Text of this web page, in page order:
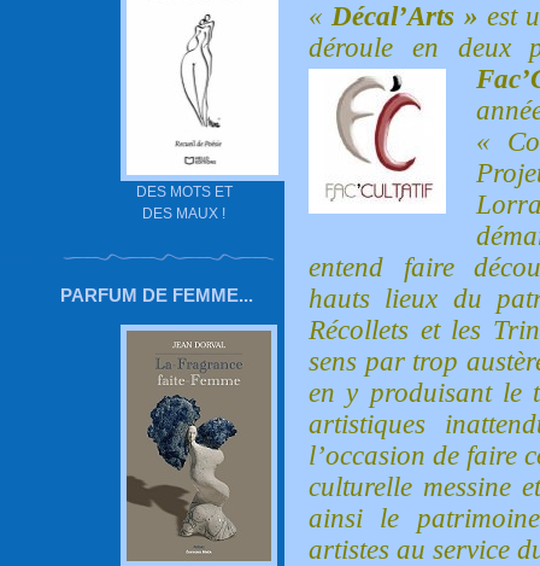
DES MOTS ET
DES MAUX !
PARFUM DE FEMME...
«Décal’Arts »est
déroule en deux
«
entend faire
hauts lieux du
Récollets et les
sens par trop
en y produisant le
artistiques
l’occasion de faire
culturelle messine
ainsi le
artistes au service